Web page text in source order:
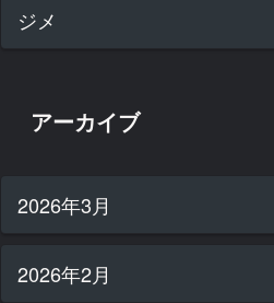
ジメ
アーカイブ
2026年3月
2026年2月